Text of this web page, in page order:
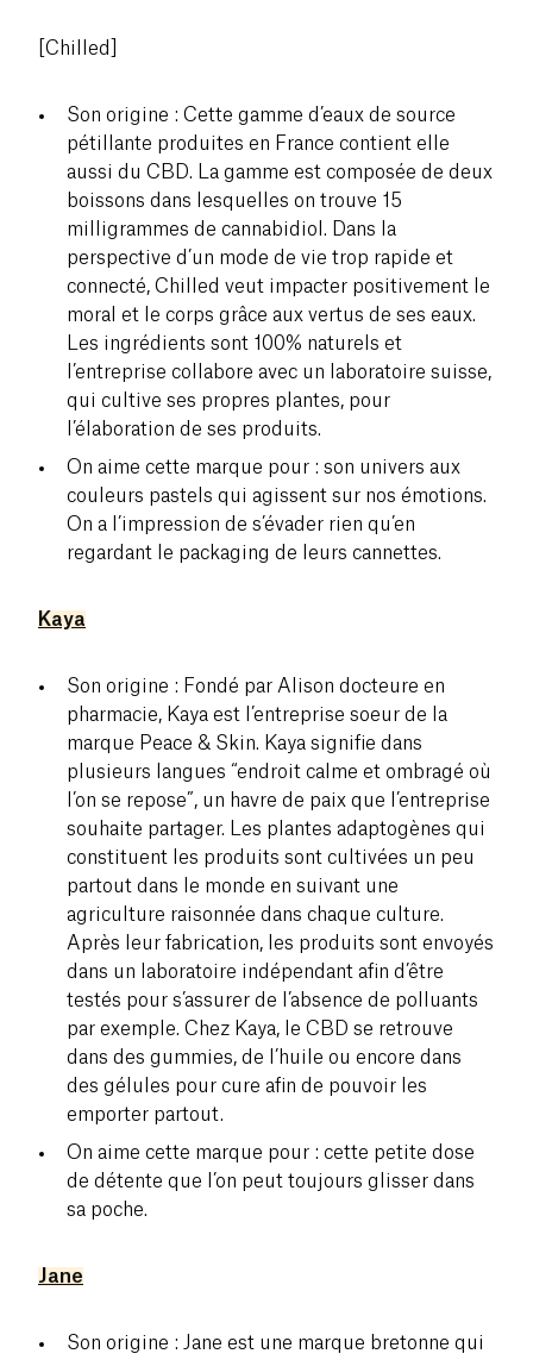
[Chilled]
Son origine : Cette gamme d’eaux de source
pétillante produites en France contient elle
aussi du CBD. La gamme est composée de deux
boissons dans lesquelles on trouve 15
milligrammes de cannabidiol. Dans la
perspective d’un mode de vie trop rapide et
connecté, Chilled veut impacter positivement le
moral et le corps grâce aux vertus de ses eaux.
Les ingrédients sont 100% naturels et
l’entreprise collabore avec un laboratoire suisse,
qui cultive ses propres plantes, pour
l’élaboration de ses produits.
On aime cette marque pour : son univers aux
couleurs pastels qui agissent sur nos émotions.
On a l’impression de s’évader rien qu’en
regardant le packaging de leurs cannettes.
Kaya
Son origine : Fondé par Alison docteure en
pharmacie, Kaya est l’entreprise soeur de la
marque Peace & Skin. Kaya signifie dans
plusieurs langues “endroit calme et ombragé où
l’on se repose”, un havre de paix que l’entreprise
souhaite partager. Les plantes adaptogènes qui
constituent les produits sont cultivées un peu
partout dans le monde en suivant une
agriculture raisonnée dans chaque culture.
Après leur fabrication, les produits sont envoyés
dans un laboratoire indépendant afin d’être
testés pour s’assurer de l’absence de polluants
par exemple. Chez Kaya, le CBD se retrouve
dans des gummies, de l’huile ou encore dans
des gélules pour cure afin de pouvoir les
emporter partout.
On aime cette marque pour : cette petite dose
de détente que l’on peut toujours glisser dans
sa poche.
Jane
Son origine : Jane est une marque bretonne qui